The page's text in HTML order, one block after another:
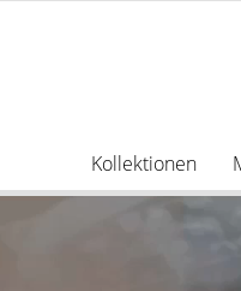
Kollektionen